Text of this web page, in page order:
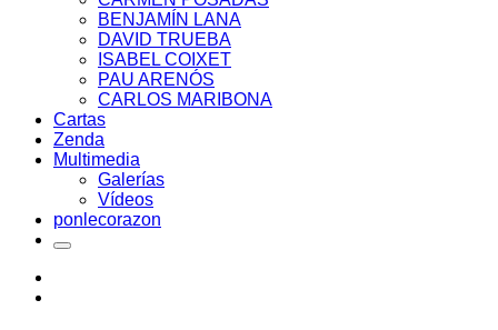
BENJAMÍN LANA
DAVID TRUEBA
ISABEL COIXET
PAU ARENÓS
CARLOS MARIBONA
Cartas
Zenda
Multimedia
Galerías
Vídeos
ponlecorazon